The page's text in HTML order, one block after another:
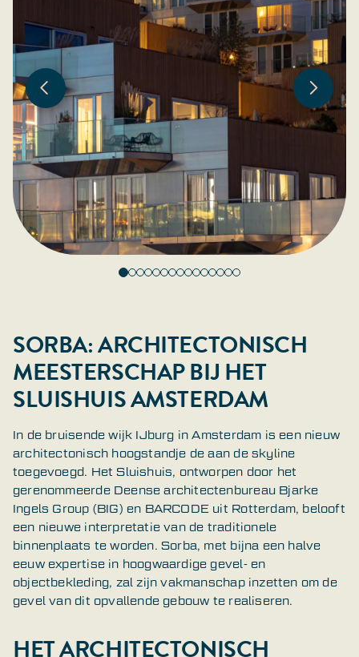
SORBA: ARCHITECTONISCH
MEESTERSCHAP BIJ HET
SLUISHUIS AMSTERDAM
In de bruisende wijk IJburg in Amsterdam is een nieuw
architectonisch hoogstandje de aan de skyline
toegevoegd. Het Sluishuis, ontworpen door het
gerenommeerde Deense architectenbureau Bjarke
Ingels Group (BIG) en BARCODE uit Rotterdam, belooft
een nieuwe interpretatie van de traditionele
binnenplaats te worden. Sorba, met bijna een halve
eeuw expertise in hoogwaardige gevel- en
objectbekleding, zal zijn vakmanschap inzetten om de
gevel van dit opvallende gebouw te realiseren.
HET ARCHITECTONISCH